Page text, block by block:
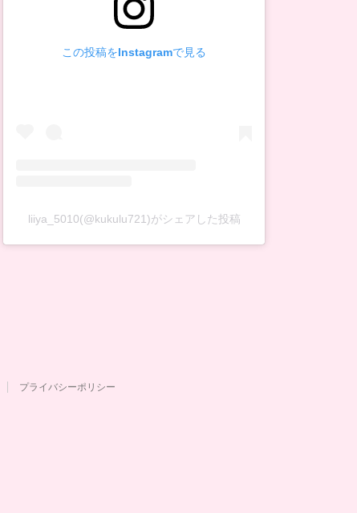
この投稿をInstagramで見る
liiya_5010(@kukulu721)がシェアした投稿
プライバシーポリシー